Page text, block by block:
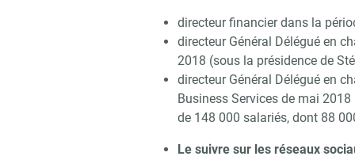
directeur financier dans la
directeur Général Délégué en
2018 (sous la présidence de
directeur Général Délégué en
Business Services de mai
de 148 000 salariés, dont 88
Le suivre sur les réseaux